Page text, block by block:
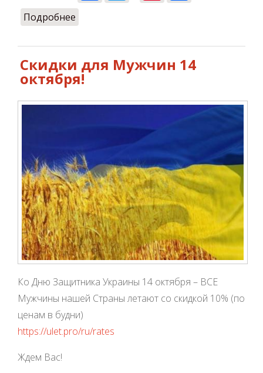
Подробнее
Скидки для Мужчин 14
октября!
Ко Дню Защитника Украины 14 октября – ВСЕ
Мужчины нашей Страны летают со скидкой 10% (по
ценам в будни)
https://ulet.pro/ru/rates
Ждем Вас!